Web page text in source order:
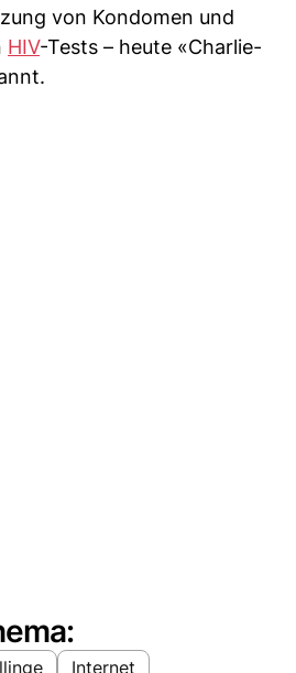
von Kondomen und
HIV-Tests – heute «Charlie-
Internet